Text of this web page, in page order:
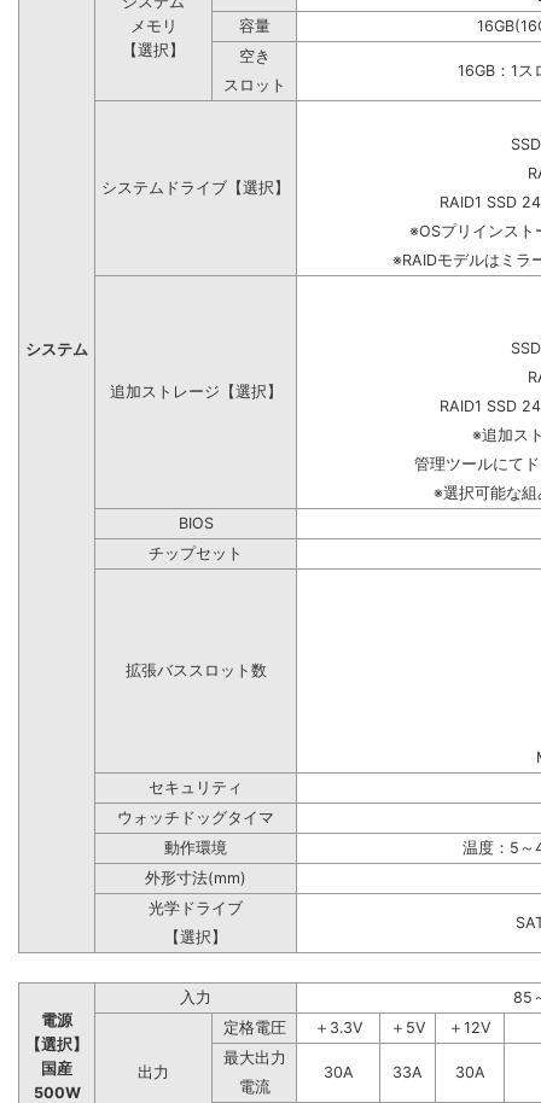
システム
メモリ
【選択】
容量
空き
16GB：1
スロット
システムドライブ【選択】
RAID1 SSD
※OSプリインスト
※RAIDモデルはミラ
追加ストレージ【選択】
RAID1 SSD
※追加ス
管理ツールにて
※選択可能な
BIOS
チップセット
拡張バススロット数
セキュリティ
ウォッチドッグタイマ
動作環境
温度：5
外形寸法(mm)
光学ドライブ
【選択】
電源
【選択】
国産
500W
入力 85
出力
定格電圧 ＋3.3V ＋5V
＋12V
最大出力
30A
33A
30A
電流